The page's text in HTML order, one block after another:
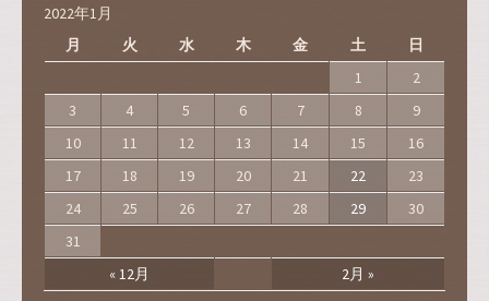
2022年1月
月
火 水 木 金 土 日
« 12月 2月 »
1
2
3
4 5 6 7 8
9
10
11 12 13 14 15
16
17
18 19 20 21 22
23
24
25 26 27 28 29
30
31